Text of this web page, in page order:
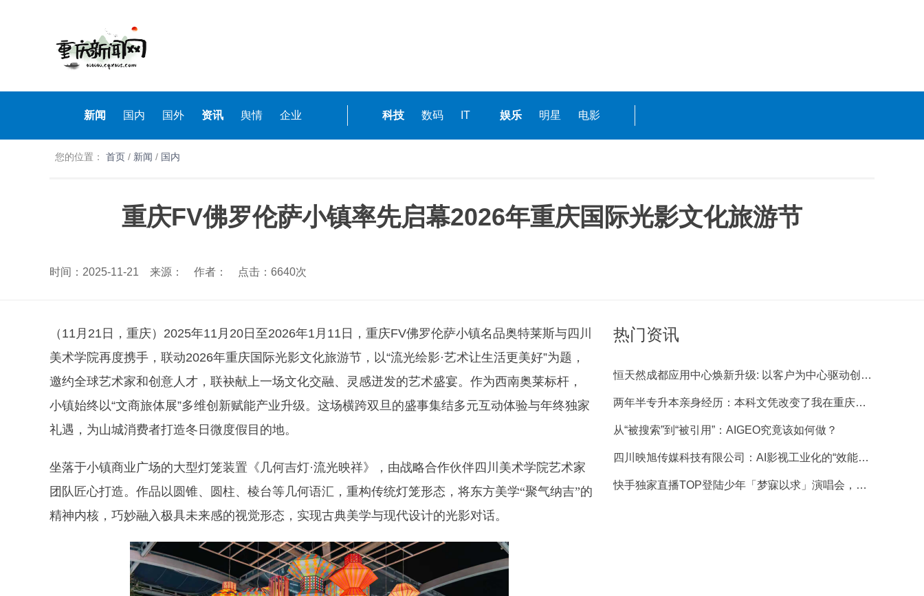
新闻 国内 国外 资讯 舆情 企业 科技 数码 IT 娱乐 明星 电影
您的位置： 首页 / 新闻 / 国内
重庆FV佛罗伦萨小镇率先启幕2026年重庆国际光影文化旅游节
时间：2025-11-21 来源： 作者： 点击：6640次
（ 11月21日，重庆）2025年11月20日至2026年1月11日，重庆FV佛罗伦萨小镇名品奥特莱斯与四川
美术学院再度携手，联动2026年重庆国际光影文化旅游节，以“流光绘影·艺术让生活更美好”为题，
邀约全球艺术家和创意人才，联袂献上一场文化交融、灵感迸发的艺术盛宴。作为西南奥莱标杆，
小镇始终以“文商旅体展”多维创新赋能产业升级。这场横跨双旦的盛事集结多元互动体验与年终独家
礼遇，为山城消费者打造冬日微度假目的地。
坐落于小镇商业广场的大型灯笼装置《几何吉灯·流光映祥》，由战略合作伙伴四川美术学院艺术家
团队匠心打造。作品以圆锥、圆柱、棱台等几何语汇，重构传统灯笼形态，将东方美学“聚气纳吉”的
精神内核，巧妙融入极具未来感的视觉形态，实现古典美学与现代设计的光影对话。
热门资讯
恒天然成都应用中心焕新升级: 以客户为中心驱动创新，蓄力在华增长
两年半专升本亲身经历：本科文凭改变了我在重庆的工作和生活
从“被搜索”到“被引用”：AIGEO究竟该如何做？
四川映旭传媒科技有限公司：AI影视工业化的“效能尖兵”
快手独家直播TOP登陆少年「梦寐以求」演唱会，多机位直击青岛演唱会舞台时刻